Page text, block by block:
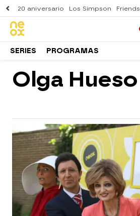
20 aniversario Los Simpson Friends
SERIES PROGRAMAS
Olga Hueso